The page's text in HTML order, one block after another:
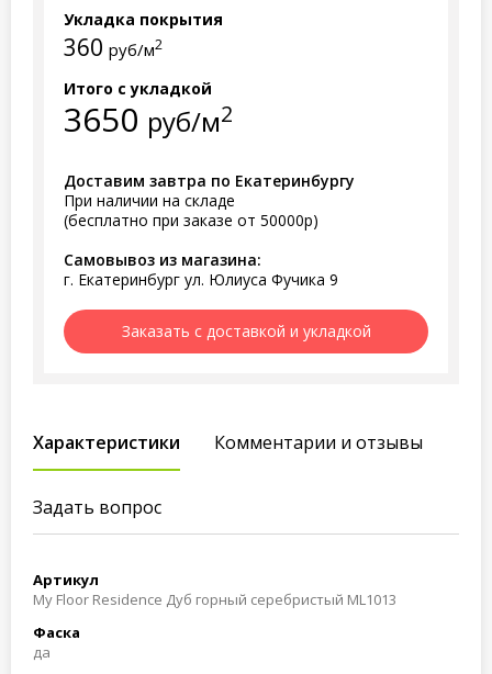
Укладка покрытия
360 руб/м2
Итого с укладкой
3650 руб/м2
Доставим завтра по Екатеринбургу
При наличии на складе
(бесплатно при заказе от 50000р)
Самовывоз из магазина:
г. Екатеринбург ул. Юлиуса Фучика 9
Заказать с доставкой и укладкой
Характеристики Комментарии и отзывы
Задать вопрос
Артикул
My Floor Residence Дуб горный серебристый ML1013
Фаска
да